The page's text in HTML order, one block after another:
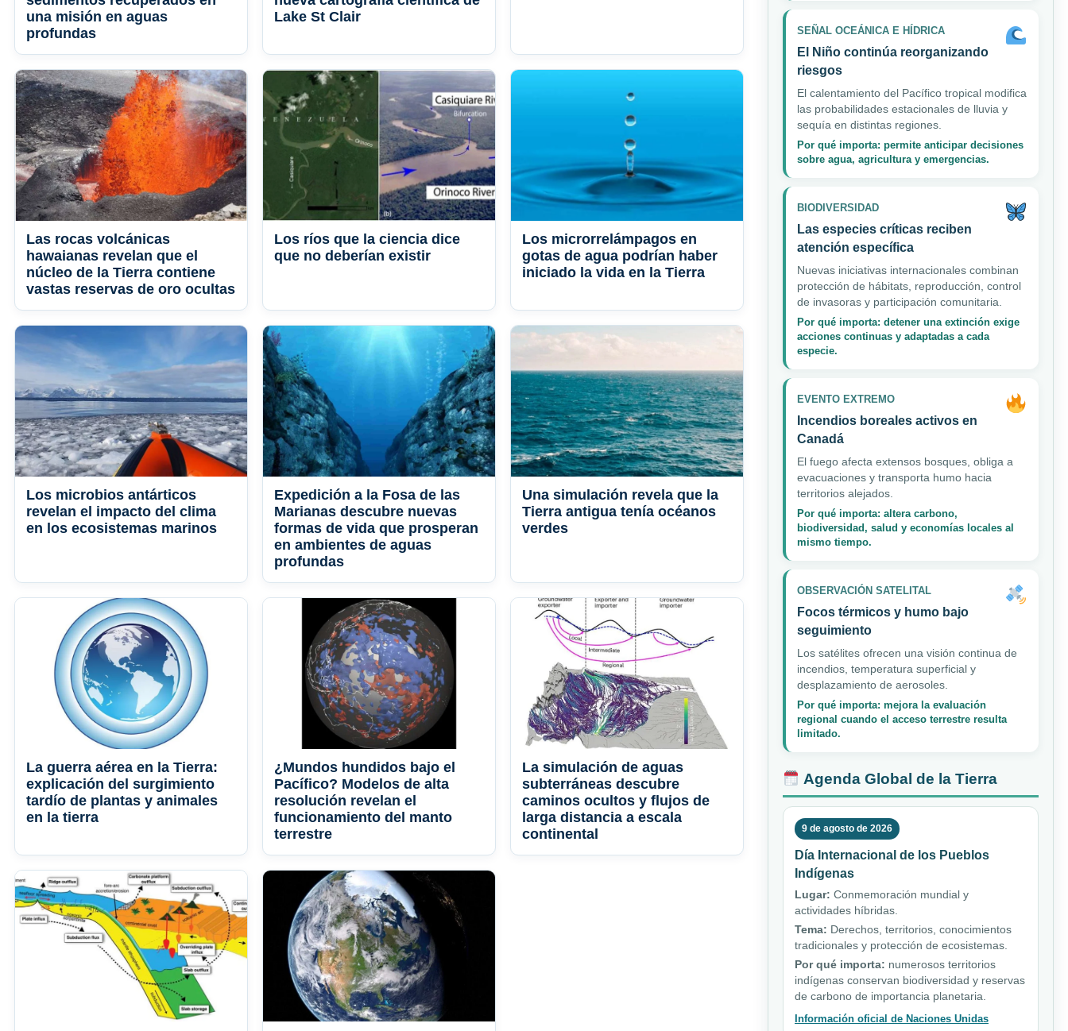
una misión en aguas
profundas
Lake St Clair
Las rocas volcánicas
hawaianas revelan que el
núcleo de la Tierra contiene
vastas reservas de oro ocultas
Los ríos que la ciencia dice
que no deberían existir
Los microrrelámpagos en
gotas de agua podrían haber
iniciado la vida en la Tierra
Los microbios antárticos
revelan el impacto del clima
en los ecosistemas marinos
Expedición a la Fosa de las
Marianas descubre nuevas
formas de vida que prosperan
en ambientes de aguas
profundas
Una simulación revela que la
Tierra antigua tenía océanos
verdes
La guerra aérea en la Tierra:
explicación del surgimiento
tardío de plantas y animales
en la tierra
¿Mundos hundidos bajo el
Pacífico? Modelos de alta
resolución revelan el
funcionamiento del manto
terrestre
La simulación de aguas
subterráneas descubre
caminos ocultos y flujos de
larga distancia a escala
continental
SEÑAL OCEÁNICA E HÍDRICA
El Niño continúa reorganizando
riesgos
El calentamiento del Pacífico tropical modifica
las probabilidades estacionales de lluvia y
sequía en distintas regiones.
Por qué importa: permite anticipar decisiones
sobre agua, agricultura y emergencias.
BIODIVERSIDAD
Las especies críticas reciben
atención específica
Nuevas iniciativas internacionales combinan
protección de hábitats, reproducción, control
de invasoras y participación comunitaria.
Por qué importa: detener una extinción exige
acciones continuas y adaptadas a cada
especie.
EVENTO EXTREMO
Incendios boreales activos en
Canadá
El fuego afecta extensos bosques, obliga a
evacuaciones y transporta humo hacia
territorios alejados.
Por qué importa: altera carbono,
biodiversidad, salud y economías locales al
mismo tiempo.
OBSERVACIÓN SATELITAL
Focos térmicos y humo bajo
seguimiento
Los satélites ofrecen una visión continua de
incendios, temperatura superficial y
desplazamiento de aerosoles.
Por qué importa: mejora la evaluación
regional cuando el acceso terrestre resulta
limitado.
Agenda Global de la Tierra
9 de agosto de 2026
Día Internacional de los Pueblos
Indígenas
Lugar: Conmemoración mundial y
actividades híbridas.
Tema: Derechos, territorios, conocimientos
tradicionales y protección de ecosistemas.
Por qué importa: numerosos territorios
indígenas conservan biodiversidad y reservas
de carbono de importancia planetaria.
Información oficial de Naciones Unidas